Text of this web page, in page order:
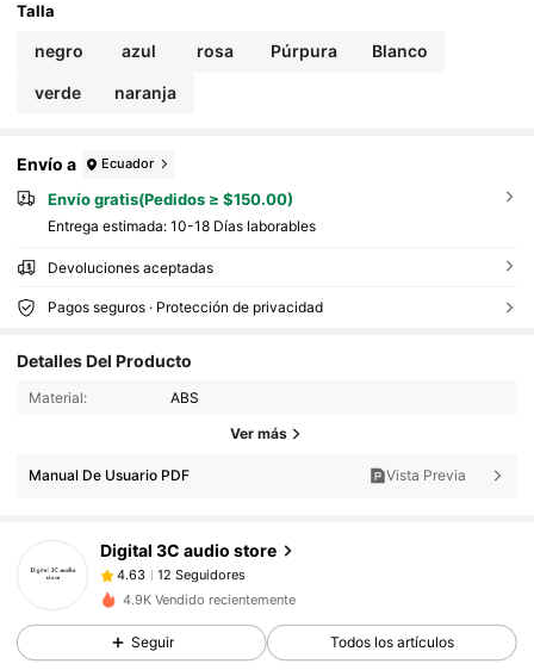
Talla
negro azul rosa Púrpura Blanco
verde naranja
Envío a Ecuador
Envío gratis(Pedidos ≥ $150.00)
Entrega estimada: 10-18 Días laborables
Devoluciones aceptadas
Pagos seguros · Protección de privacidad
Detalles Del Producto
Material: ABS
Ver más
Manual De Usuario PDF Vista Previa
Digital 3C audio store
4.63 12 Seguidores
12 Seguidores
4.9K Vendido recientemente
Seguir Todos los artículos